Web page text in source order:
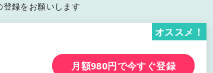
登録をお願いします
オススメ！
月額980円で今すぐ登録